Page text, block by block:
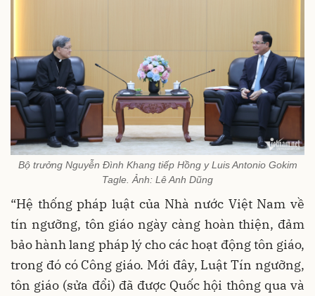
Bộ trưởng Nguyễn Đình Khang tiếp Hồng y Luis Antonio Gokim
Tagle. Ảnh: Lê Anh Dũng
“Hệ thống pháp luật của Nhà nước Việt Nam về
tín ngưỡng, tôn giáo ngày càng hoàn thiện, đảm
bảo hành lang pháp lý cho các hoạt động tôn giáo,
trong đó có Công giáo. Mới đây, Luật Tín ngưỡng,
tôn giáo (sửa đổi) đã được Quốc hội thông qua và